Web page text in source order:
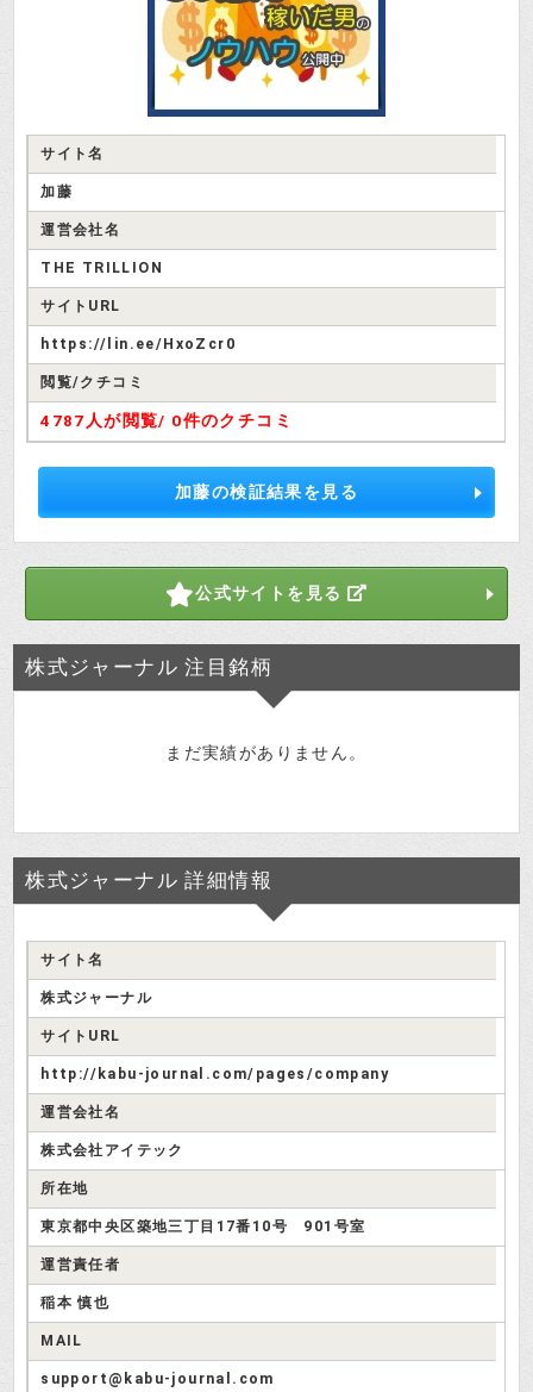
『株式会社アイテック』の所在地で
すが、築地で最安値のビジネスホテ
ル・バンと同じなんです。
検証さつき
オフィスビルの中に入ってるホテル
って感じじゃないわね。
ここの901号室で金商登録するのはむ
りでしょうね。
いから会員登録しなさい。
株式ジャーナルの推奨銘柄
投資はじめ
で、銘柄レビューは必要ないです
か？
検証さつき
白そうだから無料銘柄の提供を受け
たらレビューしましょう。
投資はじめ
す。
結果は銘柄レビューのページ
株式ジャーナルの評判
投資はじめ
来ました！
サイト名
加藤
運営会社名
THE TRILLION
サイトURL
https://lin.ee/HxoZcr0
閲覧/クチコミ
4787人が閲覧/ 0件のクチコミ
加藤の検証結果を見る
公式サイトを見る
株式ジャーナル 注目銘柄
まだ実績がありません。
株式ジャーナル 詳細情報
サイト名
株式ジャーナル
サイトURL
http://kabu-journal.com/pages/company
運営会社名
株式会社アイテック
所在地
東京都中央区築地三丁目17番10号 901号室
運営責任者
稲本 慎也
MAIL
support@kabu-journal.com